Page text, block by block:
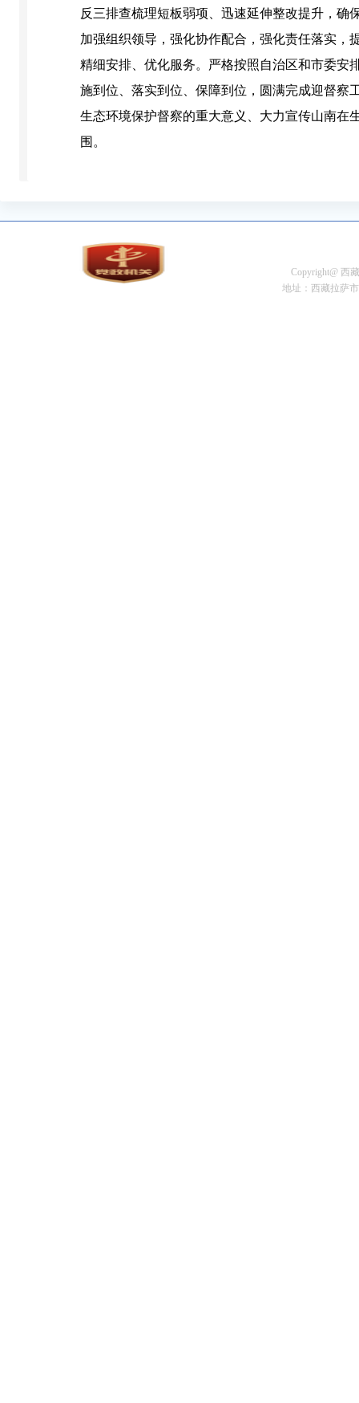
反三排查梳理短板弱项、迅速延伸整改提升，确
加强组织领导，强化协作配合，强化责任落实，
精细安排、优化服务。严格按照自治区和市委安
施到位、落实到位、保障到位，圆满完成迎督察
生态环境保护督察的重大意义、大力宣传山南在
围。
Copyright@ 西
地址：西藏拉萨